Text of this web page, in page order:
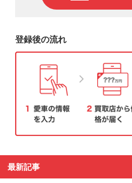
登録後の流れ
最新記事